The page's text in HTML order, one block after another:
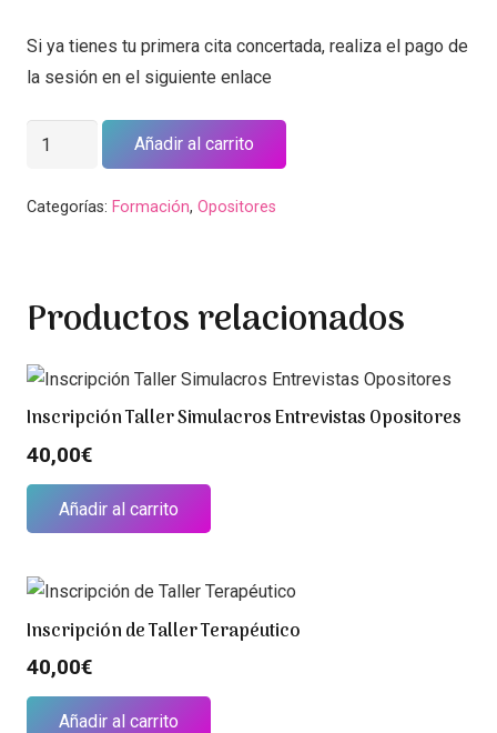
Si ya tienes tu primera cita concertada, realiza el pago de
la sesión en el siguiente enlace
Sesión
preparación
opositores
Añadir al carrito
Categorías: Formación, Opositores
Productos relacionados
Inscripción Taller Simulacros Entrevistas Opositores
40,00€
Añadir al carrito
Inscripción de Taller Terapéutico
40,00€
Añadir al carrito